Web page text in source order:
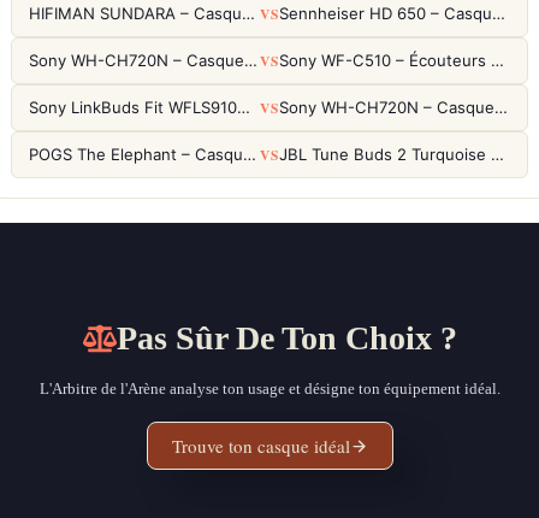
HIFIMAN SUNDARA – Casque Planar Magnetic Ouvert Over-Ear Audiophile VS Sennheiser HD 650 – Casque audiophile ouvert pour l'écoute analytique
Sony WH-CH720N – Casque ANC 35h, Ultra-léger (192g) avec Processeur V1 VS Sony WF-C510 – Écouteurs True Wireless compacts, autonomie 22h et multipoint
Sony LinkBuds Fit WFLS910NW Blanc – Écouteurs Sport Ailes ANC VS Sony WH-CH720N – Casque ANC 35h, Ultra-léger (192g) avec Processeur V1
POGS The Elephant – Casque Filaire Enfants 85dB POGS-Safe™ (Éco-Responsable) VS JBL Tune Buds 2 Turquoise – Écouteurs True Wireless avec ANC et autonomie 48h
Pas Sûr De Ton Choix ?
L'Arbitre de l'Arène analyse ton usage et désigne ton équipement idéal.
Trouve ton casque idéal